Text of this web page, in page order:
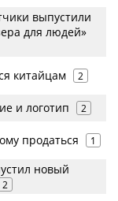
выпустили
для людей»
китайцам 2
и логотип 2
продаться 1
новый
2